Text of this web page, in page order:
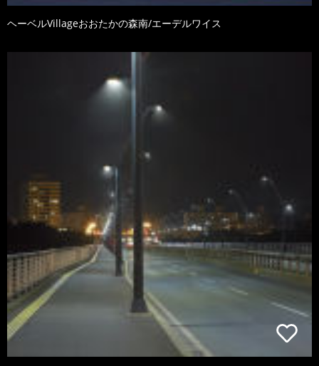
ヘーベルVillageおおたかの森南/エーデルワイス